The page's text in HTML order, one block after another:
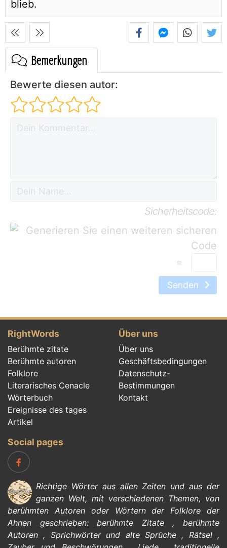
blieb.
Bemerkungen
Bewerte diesen autor:
Sicherheitscode:
=
Senden
RightWords
Berühmte zitate
Berühmte autoren
Folklore
Literarisches Cenacle
Wörterbuch
Ereignisse des tages
Artikel
Über uns
Über uns
Geschäftsbedingungen
Datenschutz-
Bestimmungen
Kontakt
Social pages
Richtige Wörter aus allen Zeiten und aus der
ganzen Welt, mit verschiedenen Themen, von
berühmten Autorenoder Wörtern der Folklore der
Ahnen geschrieben: berühmte Zitate, berühmte
Autoren , Sprichwörter und alte Sprüche, Rätsel,